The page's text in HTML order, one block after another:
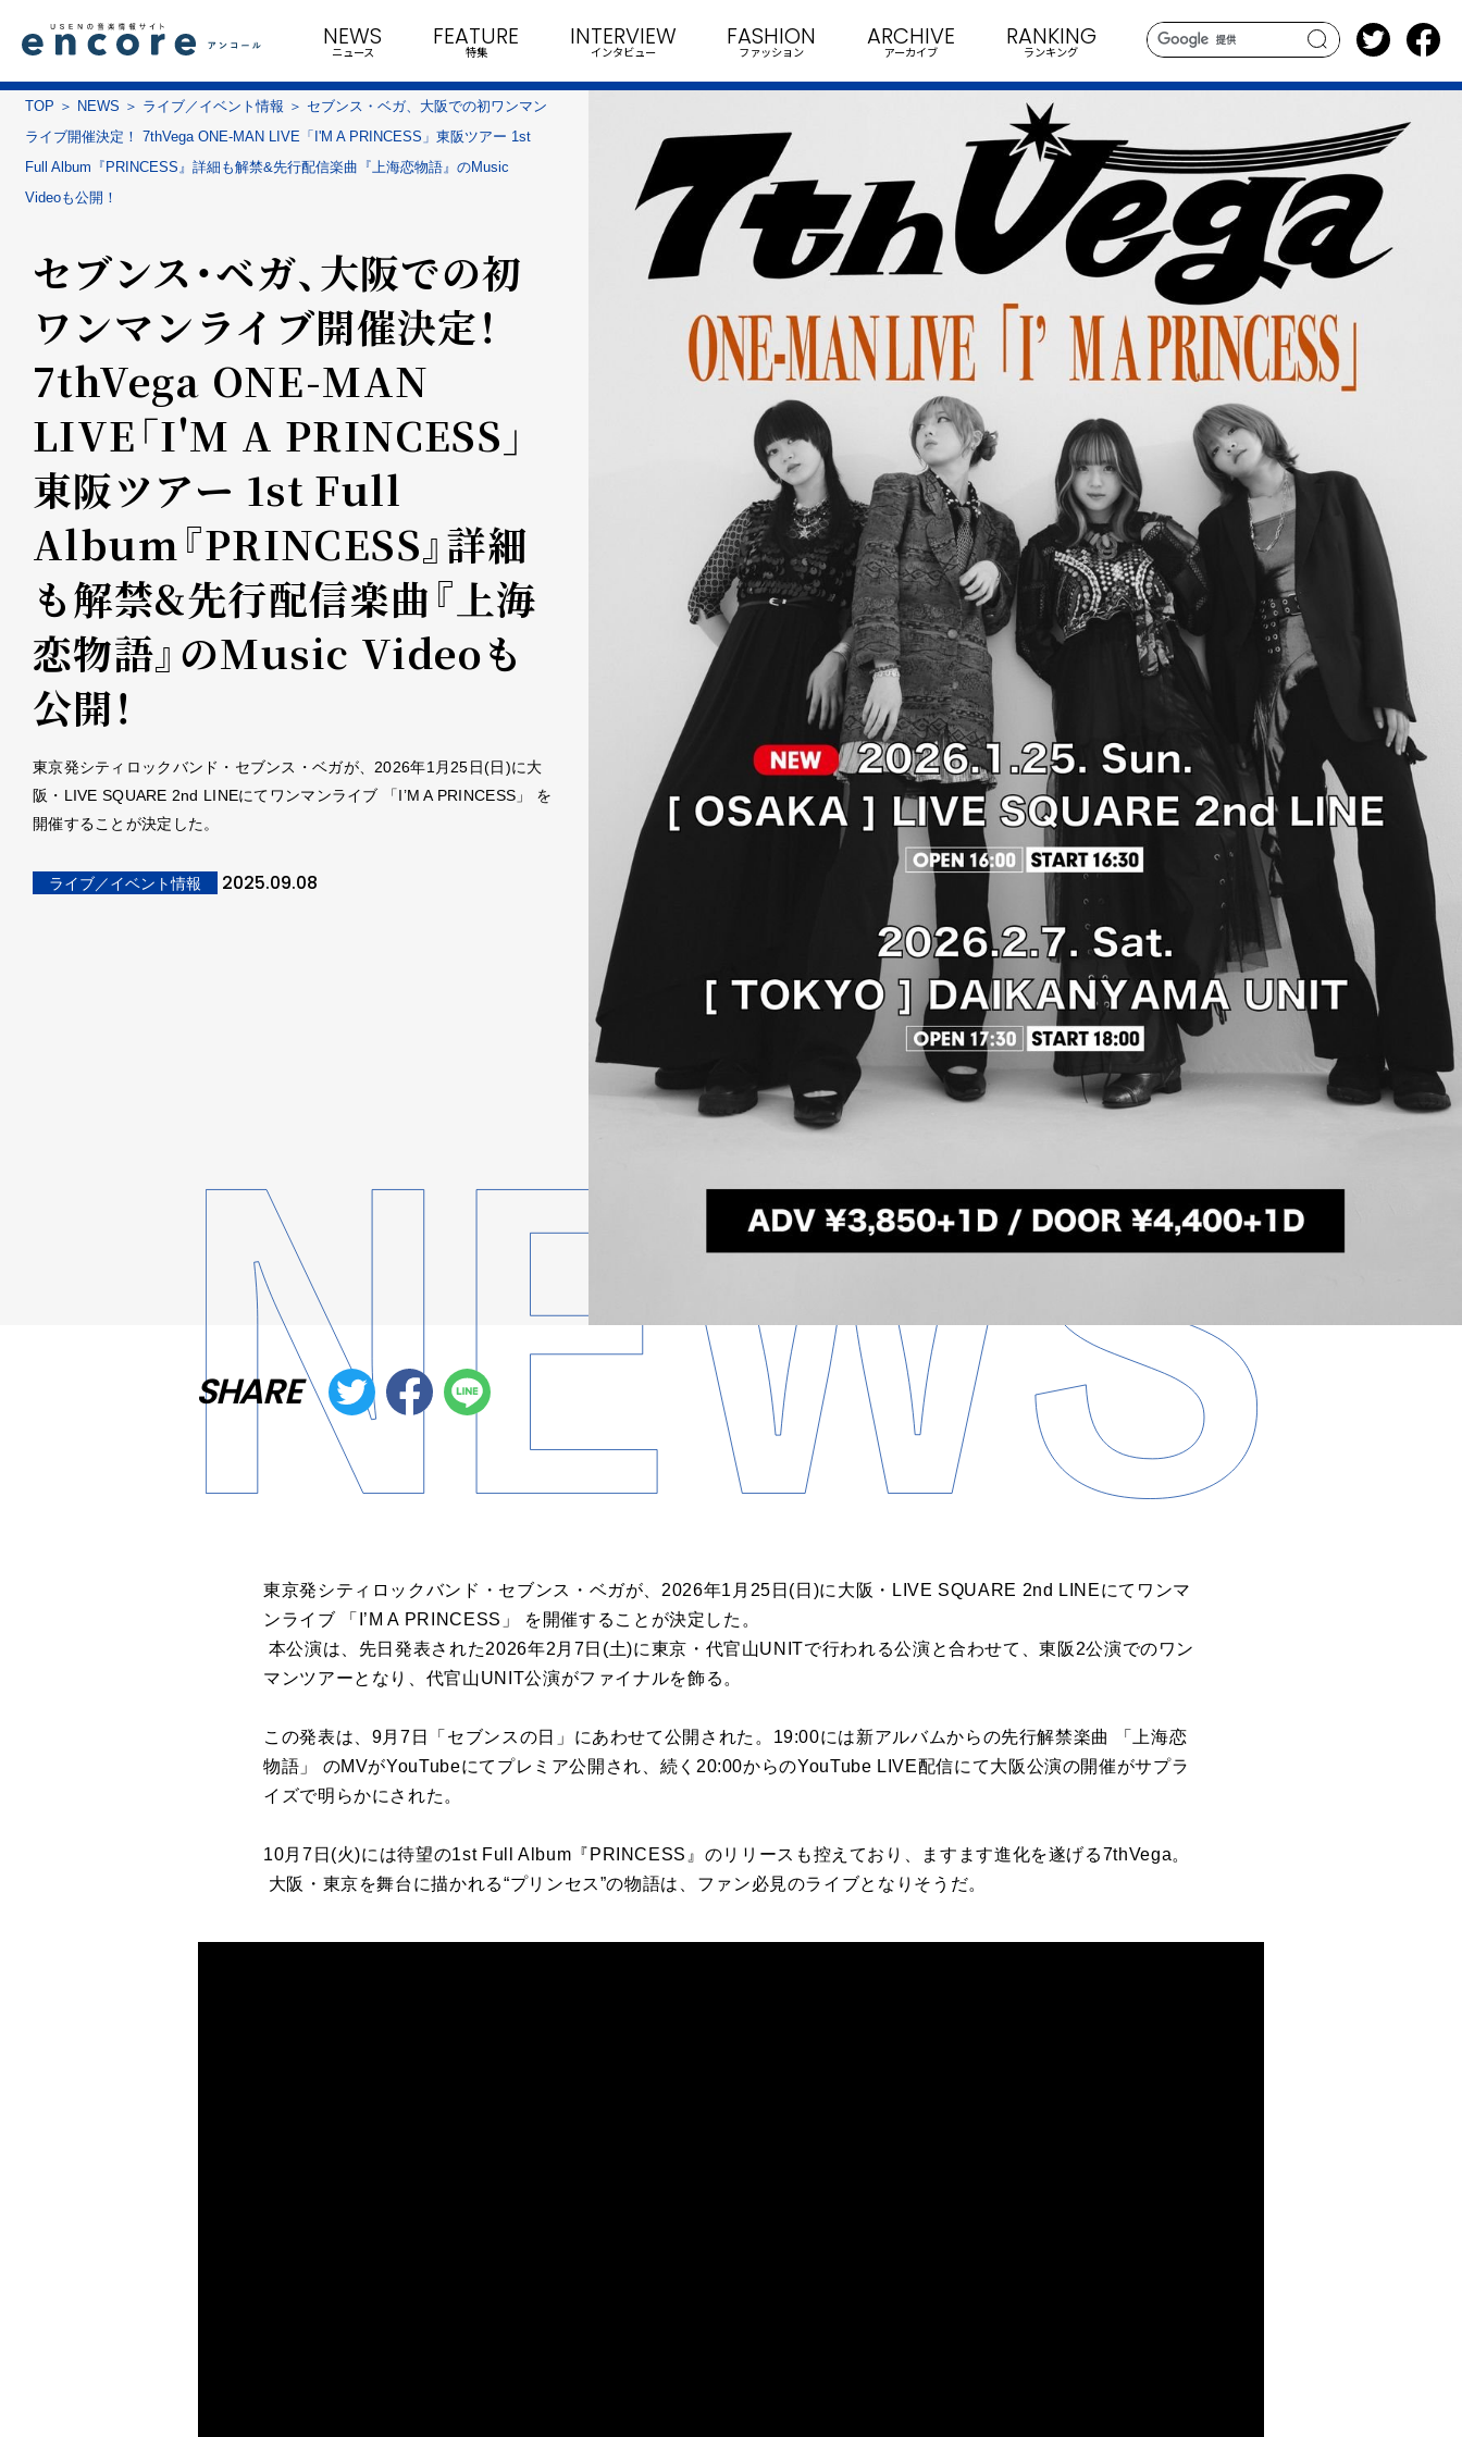
search
NEWS
ニュース
FEATURE
特集
INTERVIEW
インタビュー
FASHION
ファッション
ARCHIVE
アーカイブ
RANKING
ランキング
TOP NEWS ライブ／イベント情報
セブンス・ベガ、大阪での初ワンマン
ライブ開催決定！ 7thVega ONE-MAN LIVE「I'M A PRINCESS」東阪ツアー 1st
Full Album『PRINCESS』詳細も解禁&先行配信楽曲『上海恋物語』のMusic
Videoも公開！
セブンス・ベガ、大阪での初
ワンマンライブ開催決定！
7thVega ONE-MAN
LIVE「I'M A PRINCESS」
東阪ツアー 1st Full
Album『PRINCESS』詳細
も解禁&先行配信楽曲『上海
恋物語』のMusic Videoも
公開！
東京発シティロックバンド・セブンス・ベガが、2026年1月25日(日)に大
阪・LIVE SQUARE 2nd LINEにてワンマンライブ 「I’M A PRINCESS」 を
開催することが決定した。
ライブ／イベント情報 2025.09.08
SHARE
東京発シティロックバンド・セブンス・ベガが、2026年1月25日(日)に大阪・LIVE SQUARE 2nd LINEにてワンマ
ンライブ 「I’M A PRINCESS」 を開催することが決定した。
本公演は、先日発表された2026年2月7日(土)に東京・代官山UNITで行われる公演と合わせて、東阪2公演でのワン
マンツアーとなり、代官山UNIT公演がファイナルを飾る。
この発表は、9月7日「セブンスの日」にあわせて公開された。19:00には新アルバムからの先行解禁楽曲 「上海恋
物語」 のMVがYouTubeにてプレミア公開され、続く20:00からのYouTube LIVE配信にて大阪公演の開催がサプラ
イズで明らかにされた。
10月7日(火)には待望の1st Full Album『PRINCESS』のリリースも控えており、ますます進化を遂げる7thVega。
大阪・東京を舞台に描かれる“プリンセス”の物語は、ファン必見のライブとなりそうだ。